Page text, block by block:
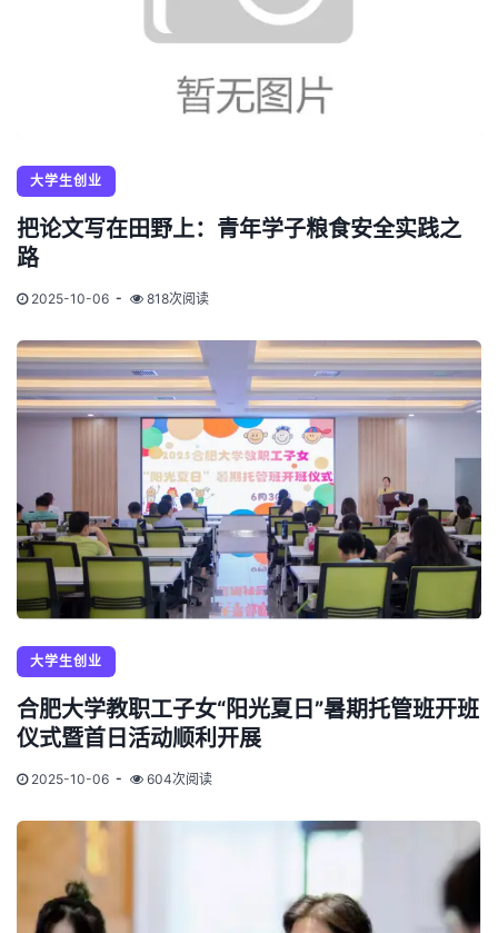
大学生创业
把论文写在田野上：青年学子粮食安全实践之
路
2025-10-06 818次阅读
大学生创业
合肥大学教职工子女“阳光夏日”暑期托管班开班
仪式暨首日活动顺利开展
2025-10-06 604次阅读